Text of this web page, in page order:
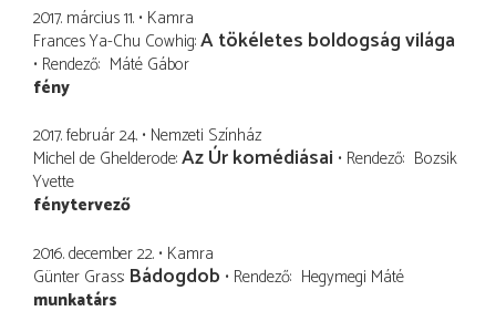
2017. március 11. Kamra
Frances Ya-Chu Cowhig A tökéletes boldogság világa
Rendező Máté Gábor
fény
2017. február 24. Nemzeti Színház
Michel de Ghelderode Az Úr komédiásai Rendező Bozsik
Yvette
fénytervező
2016. december 22. Kamra
Günter Grass Bádogdob Rendező Hegymegi Máté
munkatárs